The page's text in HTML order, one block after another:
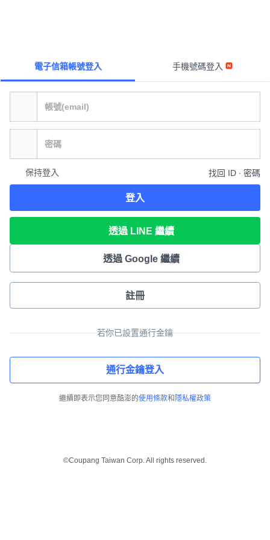
電子信箱帳號登入 手機號碼登入
保持登入 找回 ID ∙ 密碼
登入
透過 LINE 繼續
透過 Google 繼續
註冊
若你已設置通行金鑰
通行金鑰登入
繼續即表示您同意酷澎的使用條款和 隱私權政策
©Coupang Taiwan Corp. All rights reserved.